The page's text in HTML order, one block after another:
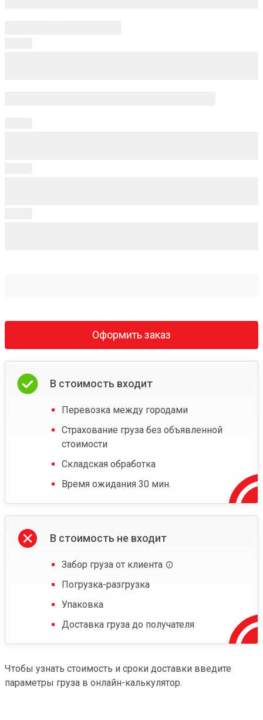
Оформить заказ
В стоимость входит
Перевозка между городами
Страхование груза без объявленной
стоимости
Складская обработка
Время ожидания 30 мин.
В стоимость не входит
Забор груза от клиента
Погрузка-разгрузка
Упаковка
Доставка груза до получателя
Чтобы узнать стоимость и сроки доставки введите
параметры груза в онлайн-калькулятор.